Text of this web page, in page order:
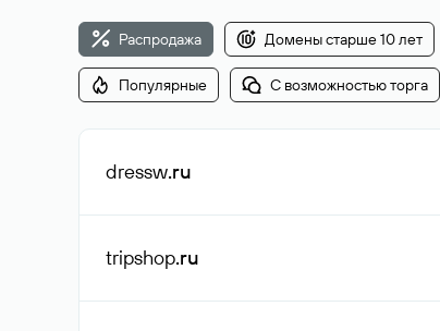
Распродажа Домены старше 10 лет
Популярные С возможностью торга
dressw.ru
tripshop.ru